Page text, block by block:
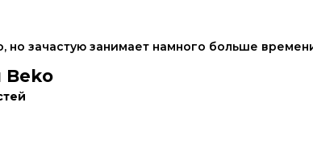
зачастую занимает намного больше